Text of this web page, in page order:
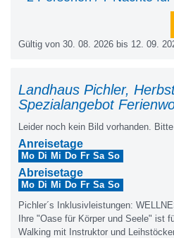
Gültig von 30. 08. 2026 bis 12. 09.
Landhaus Pichler,
Spezialangebot
Leider noch kein Bild vorhanden.
Anreisetage
Mo Di Mi Do Fr Sa So
Abreisetage
Mo Di Mi Do Fr Sa So
Pichler´s Inklusivleistungen:
Ihre "Oase für Körper und Seele" ist
Walking mit Instruktor und